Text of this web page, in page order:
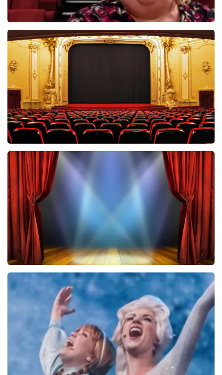
Christel De Laat
BEKIJKEN
Saturday Night Fever
60reviews
BEKIJKEN
40 45 De Musical
2588+reviews
BEKIJKEN